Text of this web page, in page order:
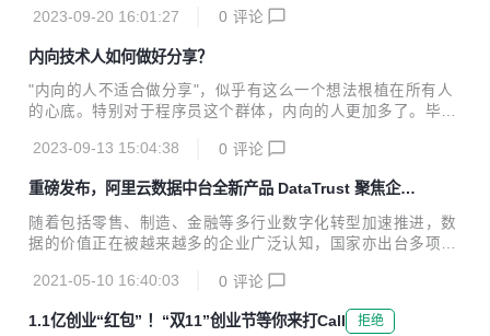
o、gRPC 服务。
2023-09-20 16:01:27 0 评论
内向技术人如何做好分享？
"内向的人不适合做分享"，似乎有这么一个想法根植在所有人
的心底。特别对于程序员这个群体，内向的人更加多了。毕
因为不太喜欢和人打交道。但是经过这些年的实践，我逐渐发
当好的分享的。
2023-09-13 15:04:38 0 评论
重磅发布，阿里云数据中台全新产品 DataTrust 聚焦企业
数据安全保障
随着包括零售、制造、金融等多行业数字化转型加速推进，数
据的价值正在被越来越多的企业广泛认知，国家亦出台多项政
整合、应用于安全管理，提升数据资源价值。 同时，面对持续
扩大的安全威胁维度和行业监管要求，企业对数据安全的防护
力度要求也在不断加码，亟需一套完整的数据安全产品，实现
2021-05-10 16:40:03 0 评论
1.1亿创业“红包” ！“双11”创业节等你来打Call 拒绝